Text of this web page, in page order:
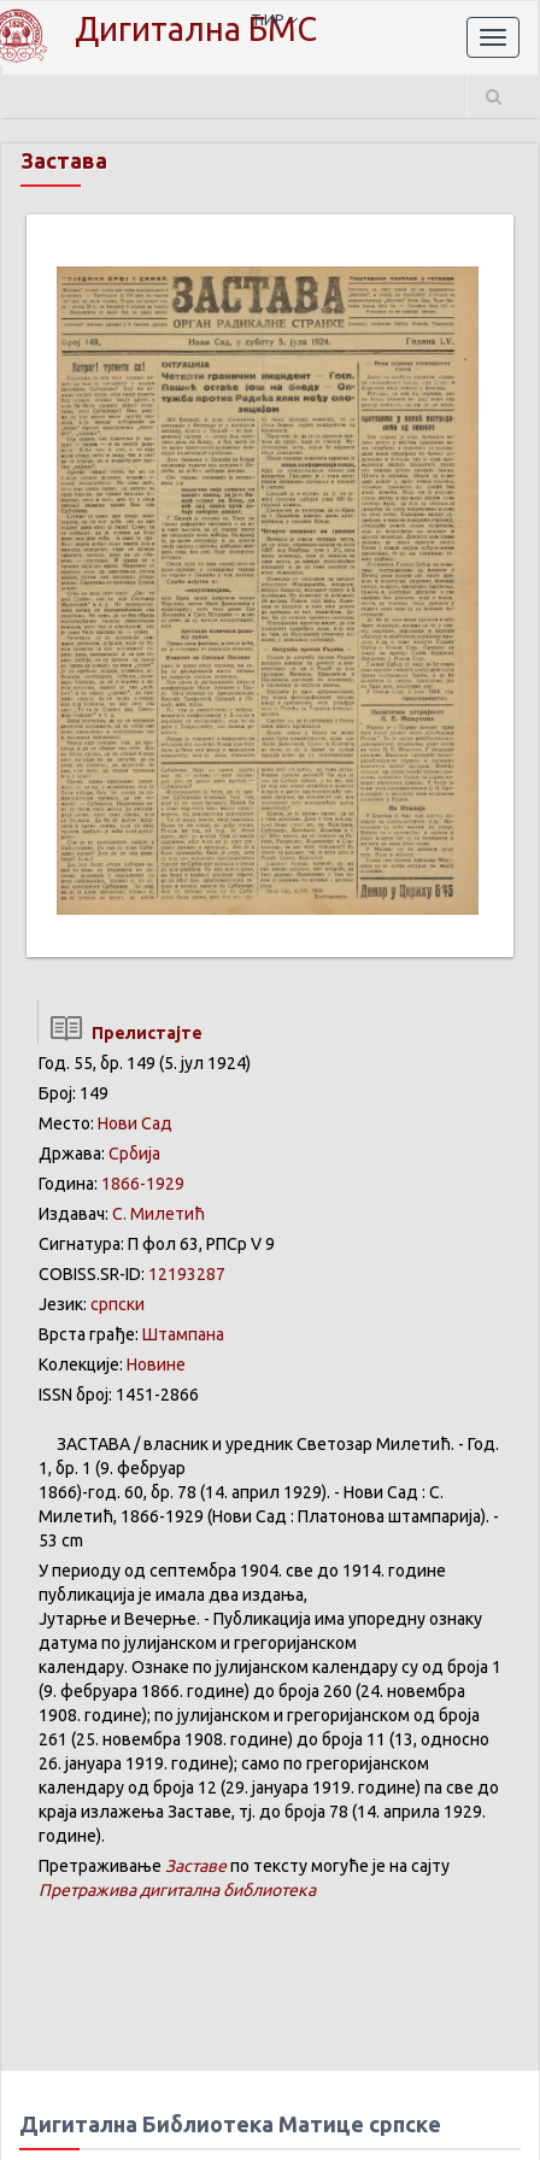
Дигитална БМС
ЋИР
Застава
Прелистајте
Год. 55, бр. 149 (5. јул 1924)
Број: 149
Место: Нови Сад
Држава: Србија
Година: 1866-1929
Издавач: С. Милетић
Сигнатура: П фол 63, РПСр V 9
COBISS.SR-ID: 12193287
Језик: српски
Врста грађе: Штампана
Колекције: Новине
ISSN број: 1451-2866
ЗАСТАВА /власники уредникСветозар Милетић. - Год.
1, бр. 1 (9. фебруар
1866)-год. 60, бр. 78 (14. април 1929). - Нови Сад : С.
Милетић, 1866-1929 (Нови Сад : Платонова штампарија). -
53 cm
Упериодуод септембра 1904. све до 1914. године
публикација је имала два издања,
Јутарње и Вечерње. - Публикација има упореднуознаку
датума по јулијанском и грегоријанском
календару. Ознаке по јулијанском календару су од броја 1
(9. фебруара 1866. године) до броја 260 (24. новембра
1908. године); по јулијанском и грегоријанском од броја
261 (25. новембра 1908. године) до броја 11 (13, односно
26. јануара 1919. године); само по грегоријанском
календаруод броја 12 (29. јануара 1919. године) па све до
краја излажења Заставе, тј. до броја 78 (14. априла 1929.
године).
Претраживање Заставепо тексту могуће је на сајту
Претражива дигитална библиотека
Дигитална Библиотека Матице српске